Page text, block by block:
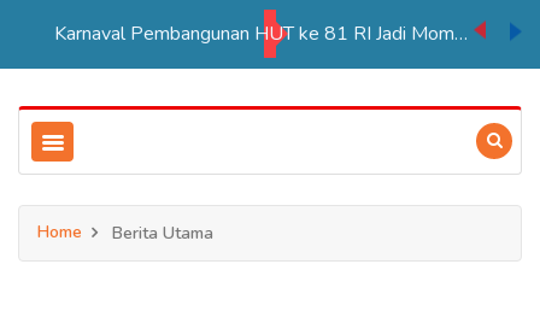
Karnaval Pembangunan HUT ke 81 RI Jadi Momentum Perkuat Persatuan di Merauke
Home Berita Utama